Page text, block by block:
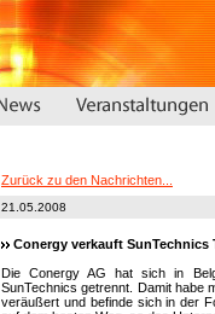
Zurück zu den Nachrichten...
21.05.2008
Conergy verkauft
Die Conergy AG hat sich in
SunTechnics getrennt. Damit habe
veräußert und befinde sich in der